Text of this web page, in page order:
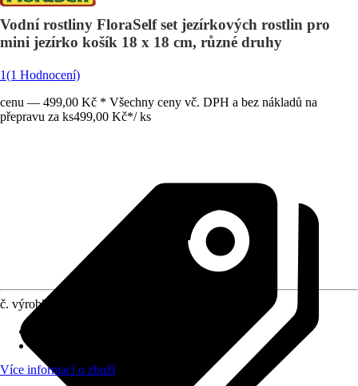
Vodní rostliny FloraSelf set jezírkových rostlin pro
mini jezírko košík 18 x 18 cm, různé druhy
1(1 Hodnocení)
cenu — 499,00 Kč * Všechny ceny vč. DPH a bez nákladů na
přepravu za ks499,00 Kč*/ ks
č. výrobku
Více informací o zboží